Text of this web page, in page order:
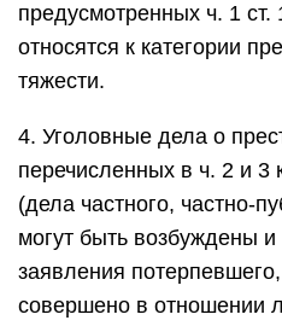
предусмотренных ч. 1 ст.
относятся к категории
тяжести.
4. Уголовные дела о
перечисленных в ч. 2 и 3
(дела частного, частно-
могут быть возбуждены и
заявления
совершено в отношении